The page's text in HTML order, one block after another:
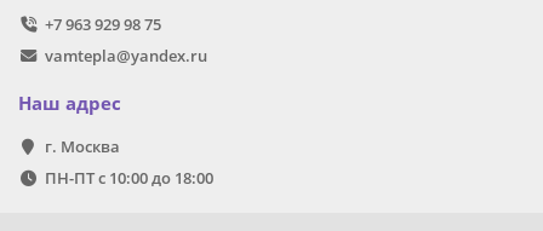
+7 963 929 98 75
vamtepla@yandex.ru
Наш адрес
г. Москва
ПН-ПТ с 10:00 до 18:00